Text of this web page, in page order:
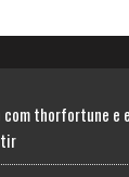
com thorfortune e